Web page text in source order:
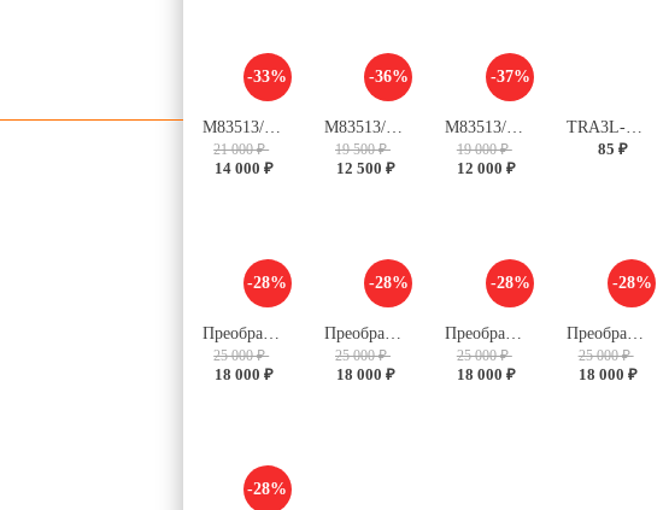
-33%
M83513/04-C03C
21 000 ₽
14 000 ₽
-36%
M83513/03-C03C
19 500 ₽
12 500 ₽
-37%
M83513/03-B03C
19 000 ₽
12 000 ₽
TRA3L-12VDC-S-2Z
85 ₽
-28%
Преобразователь V28C5M50BL
25 000 ₽
18 000 ₽
-28%
Преобразователь V28C28M100BL
25 000 ₽
18 000 ₽
-28%
25 000 ₽
18 000 ₽
-28%
25 000 ₽
18 000 ₽
-28%